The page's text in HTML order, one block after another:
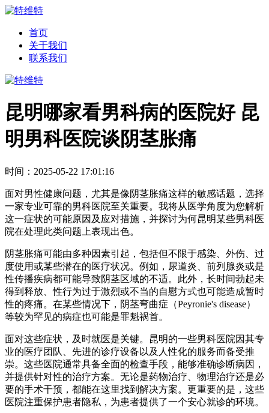
首页
关于我们
联系我们
昆明哪家看男科病的医院好 昆
明男科医院谈阴茎胀痛
时间：2025-05-22 17:01:16
面对男性健康问题，尤其是像阴茎胀痛这样的敏感话题，选择
一家专业可靠的男科医院至关重要。我将从医学角度为您解析
这一症状的可能原因及应对措施，并探讨为何昆明某些男科医
院在处理此类问题上表现出色。
阴茎胀痛可能由多种因素引起，包括但不限于感染、外伤、过
度使用或某些潜在的医疗状况。例如，尿道炎、前列腺炎或是
性传播疾病都可能导致阴茎区域的不适。此外，长时间勃起未
得到释放、性行为过于激烈或不当的自慰方式也可能造成暂时
性的疼痛。在某些情况下，阴茎弯曲症（Peyronie's disease）
等较为罕见的病症也可能是罪魁祸首。
面对这些症状，及时就医是关键。昆明的一些男科医院因其专
业的医疗团队、先进的诊疗设备以及人性化的服务而备受推
崇。这些医院通常具备全面的检查手段，能够准确诊断病因，
并提供针对性的治疗方案。无论是药物治疗、物理治疗还是必
要的手术干预，都能在这里找到解决方案。更重要的是，这些
医院注重保护患者隐私，为患者提供了一个安心就诊的环境。